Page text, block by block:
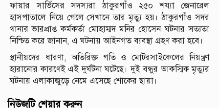
ফায়ার সার্ভিসের সদস্যরা ঠাকুরগাঁও ২৫০ শয্যা জেনারেল
হাসপাতালে নিয়ে গেলে সেখানে তার মৃত্যু হয়। ঠাকুরগাঁও সদর
থানার ভারপ্রাপ্ত কর্মকর্তা মোহাম্মদ মনির হোসেন ঘটনার সত্যতা
নিশ্চিত করে জানান, এ ঘটনায় আইনগত ব্যবস্থা গ্রহণ করা হবে।
স্থানীয়দের ধারণা, অতিরিক্ত গতি ও মোটরসাইকেলের নিয়ন্ত্রণ
হারানোর কারণেই এই দুর্ঘটনা ঘটেছে। দুই বন্ধুর আকস্মিক মৃত্যুর
ঘটনায় এলাকাজুড়ে নেমে এসেছে শোকের ছায়া।
নিউজটি শেয়ার করুন